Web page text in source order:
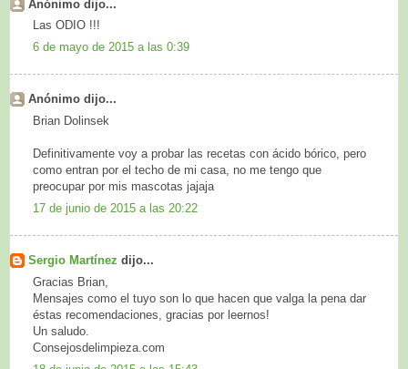
Anónimo dijo...
Las ODIO !!!
6 de mayo de 2015 a las 0:39
Anónimo dijo...
Brian Dolinsek
Definitivamente voy a probar las recetas con ácido bórico, pero
como entran por el techo de mi casa, no me tengo que
preocupar por mis mascotas jajaja
17 de junio de 2015 a las 20:22
Sergio Martínez dijo...
Gracias Brian,
Mensajes como el tuyo son lo que hacen que valga la pena dar
éstas recomendaciones, gracias por leernos!
Un saludo.
Consejosdelimpieza.com